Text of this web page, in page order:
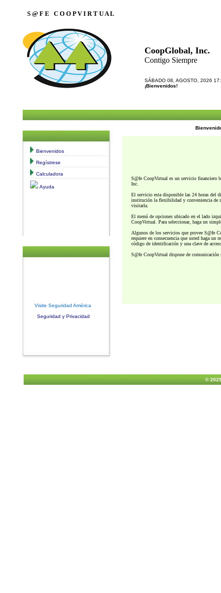
S @ F E C O O P V I R T U A L
CoopGlobal, Inc.
Contigo Siempre
SÁBADO 08, AGOSTO, 2026
¡Bienvenidos!
Bienvenidos
Regístrese
Calculadora
Ayuda
Visite Seguridad América
Seguridad y Privacidad
S@fe CoopVirtual es un servicio financiero
Inc.
El servicio esta disponible las 24 horas del
institución la flexibilidad y conveniencia de
visitarla.
El menú de opciones ubicado en el lado
CoopVirtual. Para seleccionar, haga un
Algunos de los servicios que provee S@fe
requiere en consecuencia que usted haga
código de identificación y una clave de
S@fe CoopVirtual dispone de
©